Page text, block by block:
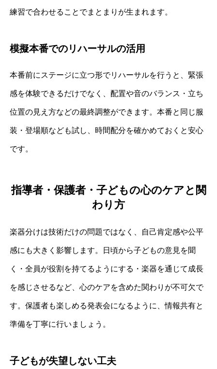
練習で合わせることでまとまりが生まれます。
模擬本番でのリハーサルの活用
本番前にステージに立つ形でリハーサルを行うと、緊張
感を体験できるだけでなく、配置や音のバランス・立ち
位置の見え方などの最終調整ができます。本番と同じ服
装・登場順なども試し、時間配分を確かめておくと安心
です。
指導者・保護者・子どもの心のケアと関
わり方
楽器分けは技術だけの問題ではなく、自己肯定感や公平
感にも大きく影響します。日頃から子どもの意見を聞
く・全員が役割を持てるようにする・楽器を通じて成長
を感じさせるなど、心のケアを含めた関わりが不可欠で
す。保護者も楽しめる発表会になるように、情報共有と
準備を丁寧に行いましょう。
子どもが失望しない工夫